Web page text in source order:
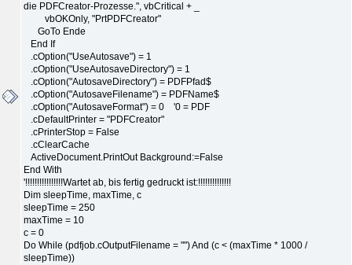
die PDFCreator-Prozesse.", vbCritical + _
vbOKOnly, "PrtPDFCreator"
GoTo Ende
End If
.cOption("UseAutosave") = 1
.cOption("UseAutosaveDirectory") = 1
.cOption("AutosaveDirectory") = PDFPfad$
.cOption("AutosaveFilename") = PDFName$
.cOption("AutosaveFormat") = 0 '0 = PDF
.cDefaultPrinter = "PDFCreator"
.cPrinterStop = False
.cClearCache
ActiveDocument.PrintOut Background:=False
End With
'!!!!!!!!!!!!!!!!Wartet ab, bis fertig gedruckt ist:!!!!!!!!!!!!!!
Dim sleepTime, maxTime, c
sleepTime = 250
maxTime = 10
c = 0
Do While (pdfjob.cOutputFilename = "") And (c < (maxTime * 1000 /
sleepTime))